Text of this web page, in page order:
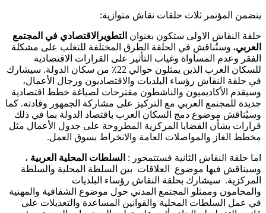
يتضمن المؤتمر ثلاث حلقات نقاش متوازية:
حلقة النقاش الاولى ستكون بعنوان التطويرالاقتصادي في المجتمع
العربي. وستُناقش في الحلقة الطرق المختلفة للتغلب على مشكلة
الفقر وعدم المساواة وغياب التأثير على القرارات الاقتصادية
للسكان العرب الذين يمثلون حوالي 22٪ من سكان الدولة. سيشارك
في حلقة النقاش رؤساء البلديات والاقتصاديون ورجال الأعمال،
وسيقدم الأكاديميون والناشطون مقترحات لصياغة خطط اقتصادية
جديدة للمجتمع العربي مع التركيز على مشاركة الجمهور وقادته. كما
وسيُناقش موضوع دمج السكان العرب باقتصاد الدولة بما في ذلك
قرارات بشأن القضايا المركزية المطروحة على جدول الأعمال مثل
مخطط الغاز والمواصلات العامة والانخراط بسوق العمل.
اما حلقة النقاش الثانية فستتمحور : السلطات المحلية العربية ،
وسيناقش فيها موضوع العلاقات بين السلطة المحلية والسلطة
المركزية. سيشارك بحلقة النقاش رؤساء البلديات
والمحامون وممثلو المجتمع المدني حول موضوع الشفافية والمهنية
في عمل السلطات المحلية والقوانين المساعدة والتعديلات على